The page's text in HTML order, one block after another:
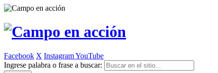
Facebook X InstagramYouTube
Ingrese palabra o frase a buscar: